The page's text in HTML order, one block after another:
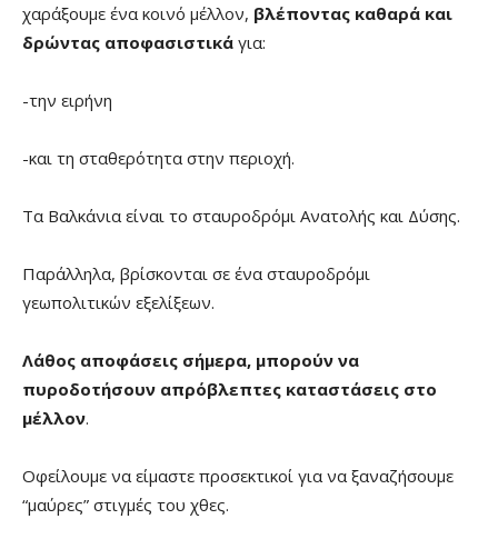
χαράξουμε ένα κοινό μέλλον, βλέποντας καθαρά και
δρώντας αποφασιστικά για:
-την ειρήνη
-και τη σταθερότητα στην περιοχή.
Τα Βαλκάνια είναι το σταυροδρόμι Ανατολής και Δύσης.
Παράλληλα, βρίσκονται σε ένα σταυροδρόμι
γεωπολιτικών εξελίξεων.
Λάθος αποφάσεις σήμερα, μπορούν να
πυροδοτήσουν απρόβλεπτες καταστάσεις στο
μέλλον.
Οφείλουμε να είμαστε προσεκτικοί για να ξαναζήσουμε
“μαύρες” στιγμές του χθες.